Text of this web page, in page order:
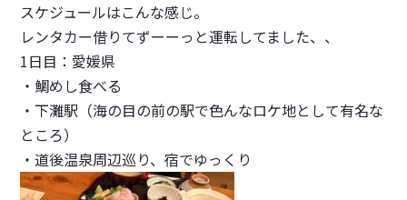
スケジュールはこんな感じ。
レンタカー借りてずーーっと運転してました、、
1日目：愛媛県
・鯛めし食べる
・下灘駅（海の目の前の駅で色んなロケ地として有名な
ところ）
・道後温泉周辺巡り、宿でゆっくり